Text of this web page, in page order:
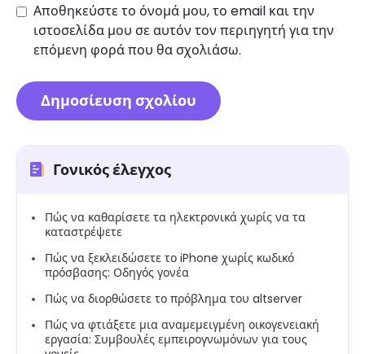
Αποθηκεύστε το όνομά μου, το email και την
ιστοσελίδα μου σε αυτόν τον περιηγητή για την
επόμενη φορά που θα σχολιάσω.
Γονικός έλεγχος
Πώς να καθαρίσετε τα ηλεκτρονικά χωρίς να τα
καταστρέψετε
Πώς να ξεκλειδώσετε το iPhone χωρίς κωδικό
πρόσβασης: Οδηγός γονέα
Πώς να διορθώσετε το πρόβλημα του altserver
Πώς να φτιάξετε μια αναμεμειγμένη οικογενειακή
εργασία: Συμβουλές εμπειρογνωμόνων για τους